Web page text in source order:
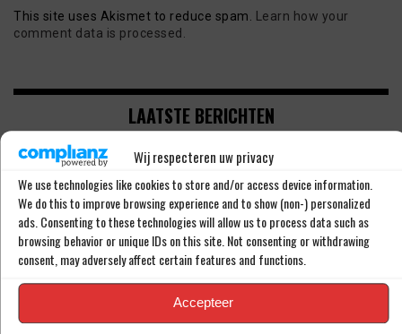
Wij respecteren uw privacy
We use technologies like cookies to store and/or access device information.
We do this to improve browsing experience and to show (non-) personalized
ads. Consenting to these technologies will allow us to process data such as
browsing behavior or unique IDs on this site. Not consenting or withdrawing
consent, may adversely affect certain features and functions.
Accepteer
This site uses Akismet to reduce spam. Learn how your
comment data is processed.
LAATSTE BERICHTEN
WEST HAM UNITED MAAKT KOMST VAN JOEL
VELTMAN (34) BEKEND
TAKEHIRO TOMIYASU DUIKT OP IN DE
PREMIER LEAGUE